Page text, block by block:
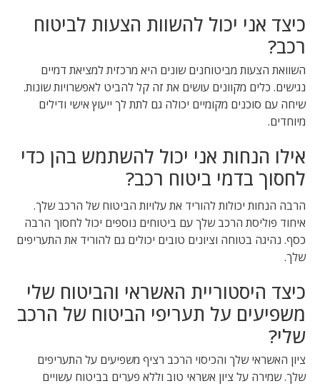
כיצד אני יכול להשוות הצעות לביטוח
רכב?
השוואת הצעות מביטוחנים שונים היא מרכזית למציאת דמיים
נגישים. כלים מקוונים עושים את זה קל להביט לאפשרויות שונות.
שיחה עם סוכנים מקומיים יכולה גם לתת לך ייעוץ אישי ודילים
מיוחדים.
אילו הנחות אני יכול להשתמש בהן כדי
לחסוך בדמי ביטוח רכב?
הרבה הנחות יכולות להוריד את עלויות הביטוח של הרכב שלך.
איחוד פוליסת הרכב שלך עם ביטוחים נוספים יכול לחסוך הרבה
כסף. נהיגה בטוחה וציונים טובים יכולים גם להוריד את התעריפים
שלך.
כיצד היסטוריית האשראי והביטוח שלי
משפיעים על תעריפי הביטוח של הרכב
שלי?
ציון האשראי שלך והכיסוי הרכב רציף משפיעים על התעריפים
שלך. שמירה על ציון אשראי טוב וללא פערים בביטוח עשויים